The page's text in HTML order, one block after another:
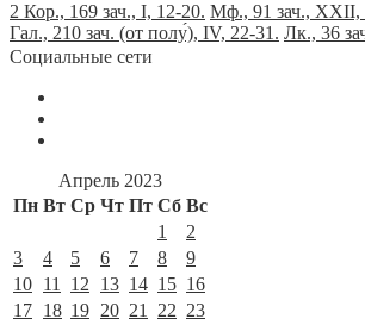
2 Кор., 169 зач., I, 12-20. Мф., 91 зач., XXII,
Гал., 210 зач. (от полу́), IV, 22-31. Лк., 36
Социальные сети
Апрель 2023
Пн Вт Ср Чт Пт Сб Вс
1
2
3
4 5 6 7 8
9
10 11 12 13 14 15 16
17 18 19 20 21 22 23